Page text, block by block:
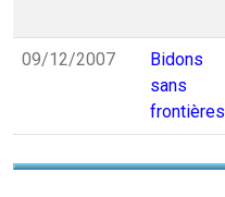
09/12/2007
Bidons
sans
frontières